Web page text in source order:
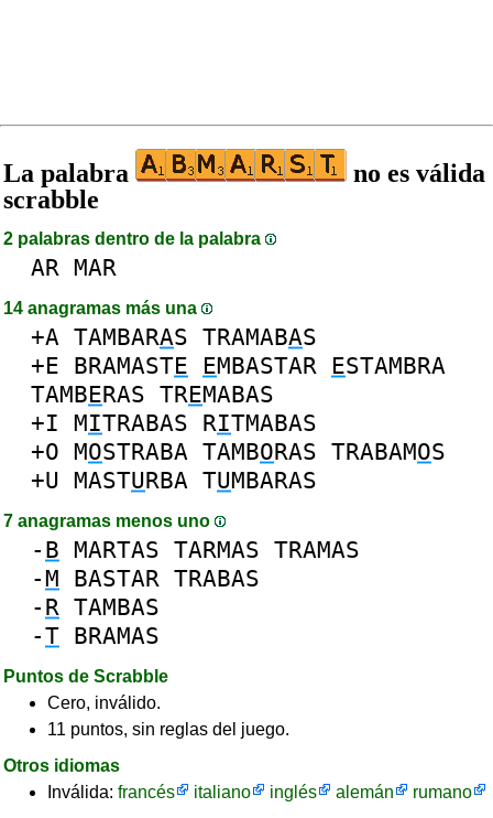
La palabra
no es válida
scrabble
2 palabras dentro de la palabra
AR MAR
14 anagramas más una
+A TAMBARAS TRAMABAS
+E BRAMASTE EMBASTAR ESTAMBRA
TAMBERAS TREMABAS
+I MITRABAS RITMABAS
+O MOSTRABA TAMBORAS TRABAMOS
+U MASTURBA TUMBARAS
7 anagramas menos uno
- B MARTAS TARMAS TRAMAS
-M BASTAR TRABAS
- R TAMBAS
-T BRAMAS
Puntos de Scrabble
Cero, inválido.
11 puntos, sin reglas del juego.
Otros idiomas
Inválida: francés italiano inglés alemán
rumano